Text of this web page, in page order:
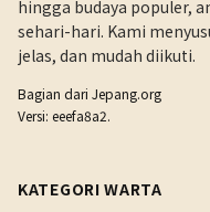
hingga budaya populer,
sehari-hari. Kami
jelas, dan mudah diikuti.
Bagian dari Jepang.org
Versi: eeefa8a2.
KATEGORI WARTA